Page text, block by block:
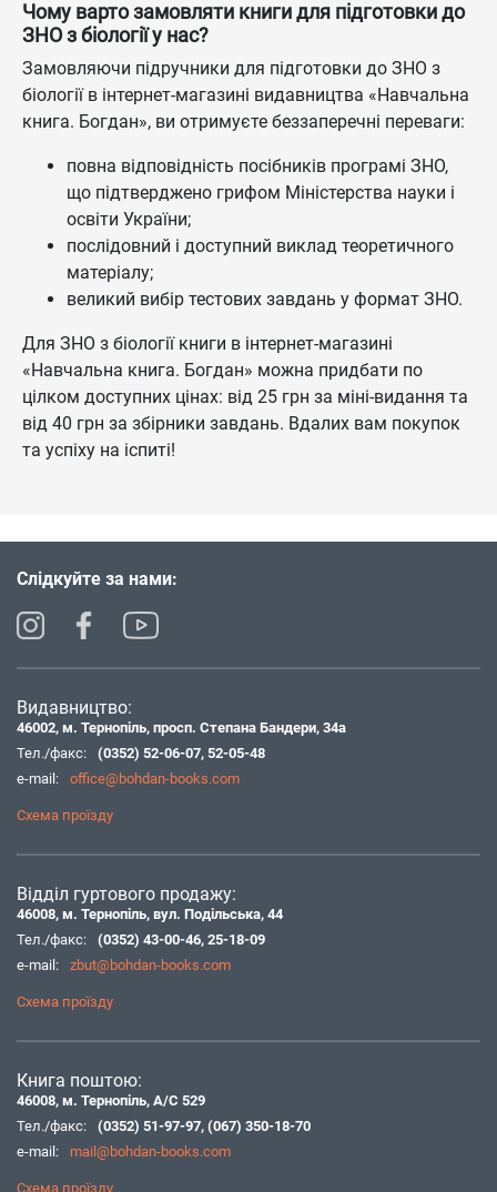
Чому варто замовляти книги для підготовки до
ЗНО з біології у нас?
Замовляючи підручники для підготовки до ЗНО з
біології в інтернет-магазині видавництва «Навчальна
книга. Богдан», ви отримуєте беззаперечні переваги:
повна відповідність посібників програмі ЗНО,
що підтверджено грифом Міністерства науки і
освіти України;
послідовний і доступний виклад теоретичного
матеріалу;
великий вибір тестових завдань у формат ЗНО.
Для ЗНО з біології книги в інтернет-магазині
«Навчальна книга. Богдан» можна придбати по
цілком доступних цінах: від 25 грн за міні-видання та
від 40 грн за збірники завдань. Вдалих вам покупок
та успіху на іспиті!
Слідкуйте за нами:
Видавництво:
46002, м. Тернопіль, просп. Степана Бандери, 34а
Тел./факс:
(0352) 52-06-07, 52-05-48
e-mail:
office@bohdan-books.com
Схема проїзду
Відділ гуртового продажу:
46008, м. Тернопіль, вул. Подільська, 44
Тел./факс:
(0352) 43-00-46, 25-18-09
e-mail:
zbut@bohdan-books.com
Схема проїзду
Книга поштою:
46008, м. Тернопіль, А/С 529
Тел./факс:
(0352) 51-97-97, (067) 350-18-70
e-mail:
mail@bohdan-books.com
Схема проїзду